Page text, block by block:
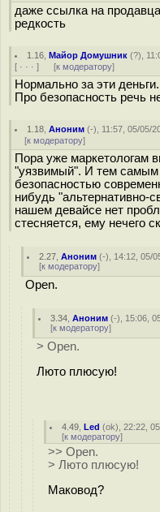
даже ссылка на
редкость
1.16 ,Майор Домушник (?),
[ · · · ] [к модератору]
Нормально за эти деньги.
Про безопасность речь
1.18 ,Аноним (-), 11:57, 05/05/
[к модератору]
Пора уже маркетологам
"уязвимый". И тем
безопасностью
нибудь "альтернативно-
нашем девайсе нет
стесняется, ему нечего
2.27 ,Аноним (-), 14:12, 05/
[к модератору]
Open.
3.34 ,Аноним (-), 15:06,
[к модератору]
> Open.
Люто плюсую!
4.49 ,Led (ok), 22:22,
[к модератору]
>> Open.
> Люто плюсую!
Маковод?